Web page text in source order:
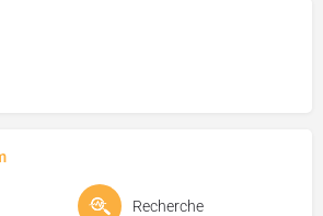
Recherche